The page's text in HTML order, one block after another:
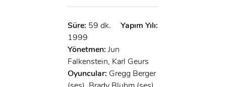
GIRIŞ YAP
Ad Soyad:
Süre: 59 dk.
Yapım Yılı:
1999
Yönetmen: Jun
Falkenstein, Karl Geurs
Oyuncular: Gregg Berger